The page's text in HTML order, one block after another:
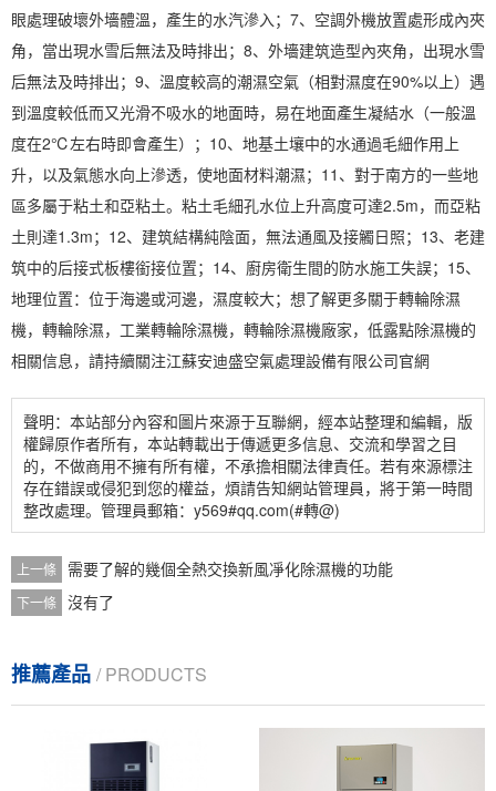
眼處理破壞外墻體溫，產生的水汽滲入；7、空調外機放置處形成內夾
角，當出現水雪后無法及時排出；8、外墻建筑造型內夾角，出現水雪
后無法及時排出；9、溫度較高的潮濕空氣（相對濕度在90%以上）遇
到溫度較低而又光滑不吸水的地面時，易在地面產生凝結水（一般溫
度在2℃左右時即會產生）；10、地基土壤中的水通過毛細作用上
升，以及氣態水向上滲透，使地面材料潮濕；11、對于南方的一些地
區多屬于粘土和亞粘土。粘土毛細孔水位上升高度可達2.5m，而亞粘
土則達1.3m；12、建筑結構純陰面，無法通風及接觸日照；13、老建
筑中的后接式板樓銜接位置；14、廚房衛生間的防水施工失誤；15、
地理位置：位于海邊或河邊，濕度較大；想了解更多關于轉輪除濕
機， 轉輪除濕， 工業轉輪除濕機，轉輪除濕機廠家，低露點除濕機的
相關信息，請持續關注江蘇安迪盛空氣處理設備有限公司官網
聲明：本站部分內容和圖片來源于互聯網，經本站整理和編輯，版
權歸原作者所有，本站轉載出于傳遞更多信息、交流和學習之目
的，不做商用不擁有所有權，不承擔相關法律責任。若有來源標注
存在錯誤或侵犯到您的權益，煩請告知網站管理員，將于第一時間
整改處理。管理員郵箱：y569#qq.com(#轉@)
上一條 需要了解的幾個全熱交換新風凈化除濕機的功能
下一條 沒有了
推薦產品 / PRODUCTS